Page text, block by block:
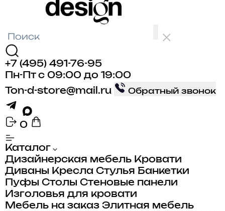
+7 (495) 491-76-95
Пн-Пт с 09:00 до 19:00
Ton-d-store@mail.ru
Обратный звонок
0
Каталог
Дизайнерская мебель Кровати
Диваны Кресла Стулья Банкетки
Пуфы Столы Стеновые панели
Изголовья для кровати
Мебель на заказ Элитная мебель